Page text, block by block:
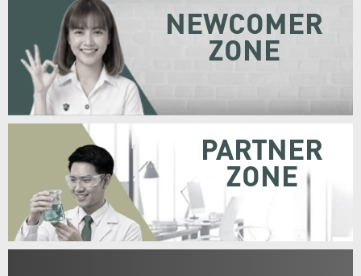
NEWCOMER
ZONE
PARTNER
ZONE